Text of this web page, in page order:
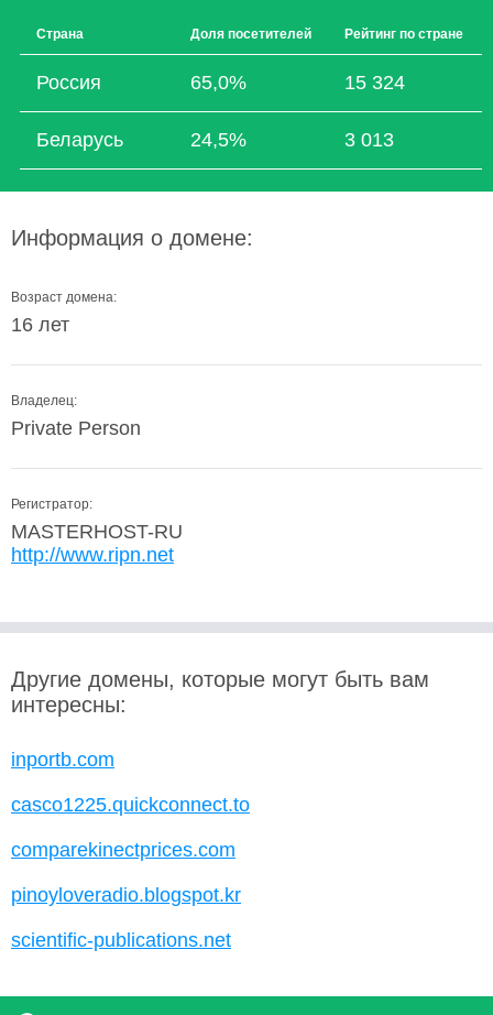
Страна Доля посетителей Рейтинг по стране
Россия 65,0% 15 324
Беларусь 24,5% 3 013
Информация о домене:
Возраст домена:
16 лет
Владелец:
Private Person
Регистратор:
MASTERHOST-RU
http://www.ripn.net
Другие домены, которые могут быть вам
интересны:
inportb.com
casco1225.quickconnect.to
comparekinectprices.com
pinoyloveradio.blogspot.kr
scientific-publications.net